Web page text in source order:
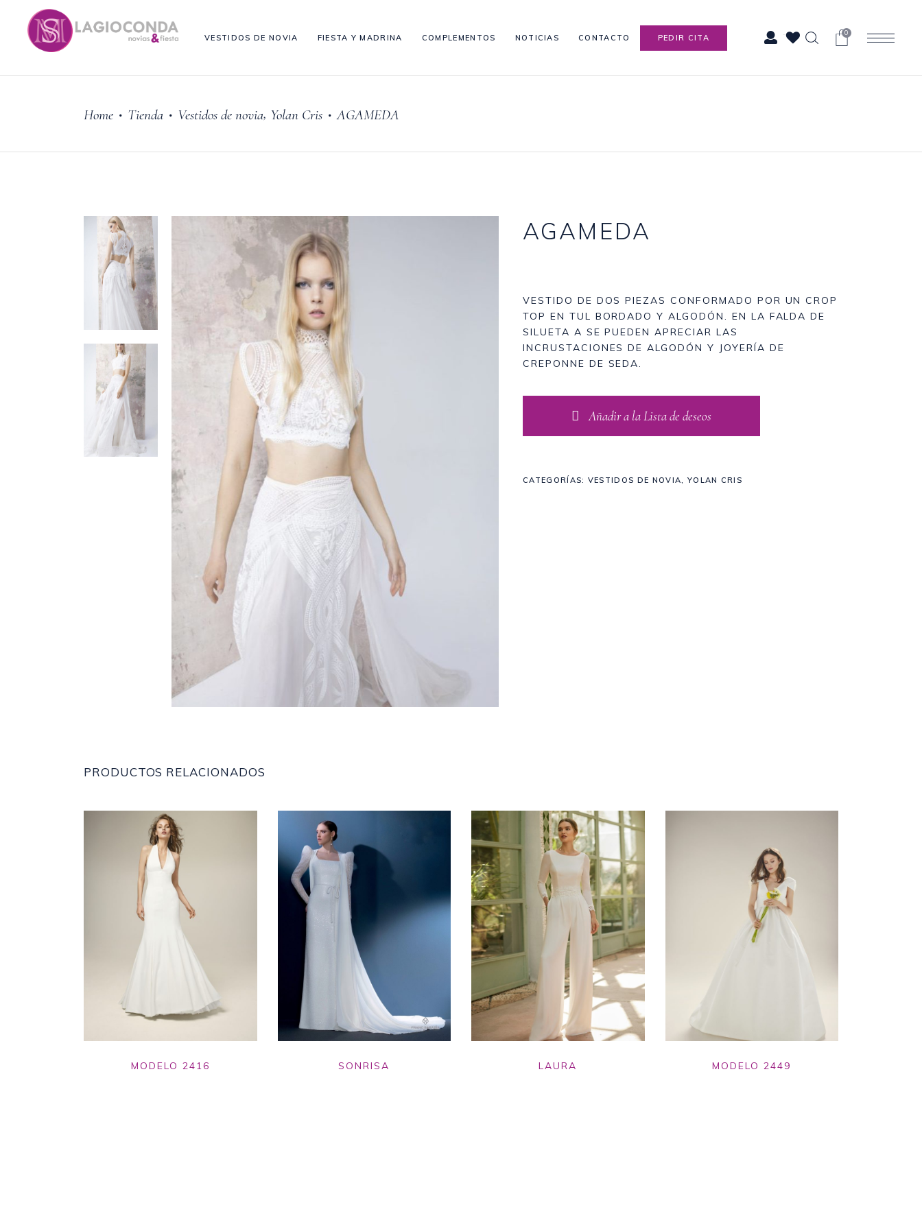
VESTIDOS DE NOVIA FIESTA Y MADRINA COMPLEMENTOS NOTICIAS CONTACTO PEDIR CITA 0
Home • Tienda • Vestidos de novia, Yolan Cris • AGAMEDA
AGAMEDA
VESTIDO DE DOS PIEZAS CONFORMADO POR UN CROP
TOP EN TUL BORDADO Y ALGODÓN. EN LA FALDA DE
SILUETA A SE PUEDEN APRECIAR LAS
INCRUSTACIONES DE ALGODÓN Y JOYERÍA DE
CREPONNE DE SEDA.
Añadir a la Lista de deseos
CATEGORÍAS: VESTIDOS DE NOVIA, YOLAN CRIS
PRODUCTOS RELACIONADOS
MODELO 2416 SONRISA LAURA MODELO 2449